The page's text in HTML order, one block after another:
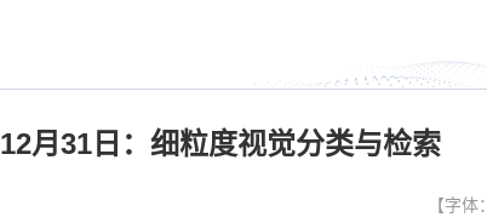
12月31日：细粒度视觉分类与检索
【字体：